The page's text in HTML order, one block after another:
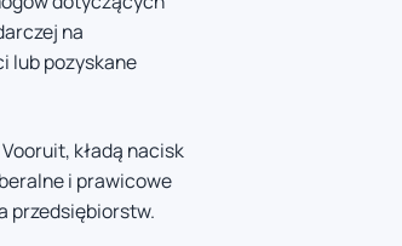
na
lub pozyskane
kładą nacisk
i prawicowe
przedsiębiorstw.